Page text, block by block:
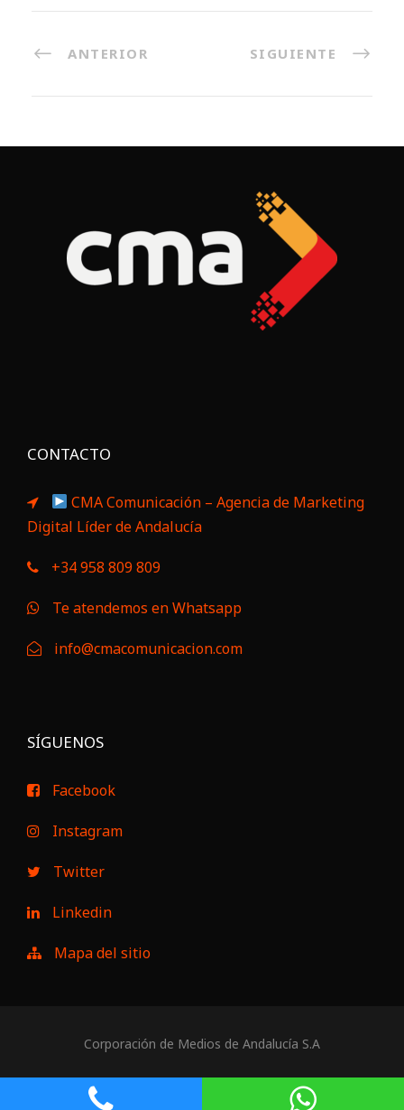
ANTERIOR SIGUIENTE
CONTACTO
CMA Comunicación – Agencia de Marketing
Digital Líder de Andalucía
+34 958 809 809
Te atendemos en Whatsapp
info@cmacomunicacion.com
SÍGUENOS
Facebook
Instagram
Twitter
Linkedin
Mapa del sitio
Corporación de Medios de Andalucía S.A
Aviso Legal Política de Cookies